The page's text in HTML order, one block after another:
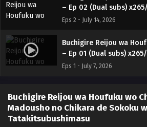
– Ep 02 (Dual subs)
Indonesia & English
Eps 2 - July 14, 2026
Buchigire Reijou wa
– Ep 01 (Dual subs)
Indonesia & English
Eps 1 - July 7, 2026
Buchigire Reijou wa Houfuku wo
Madousho no Chikara de Sokoku
Tatakitsubushimasu